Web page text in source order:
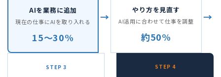
AIを業務に追加
現在の仕事にAIを取り入れる
15〜30%
→
やり方を見直す
AI活用に合わせて仕事を調整
約50%
→
STEP 3 STEP 4